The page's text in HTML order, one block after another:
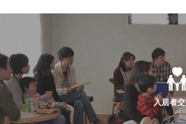
入居者